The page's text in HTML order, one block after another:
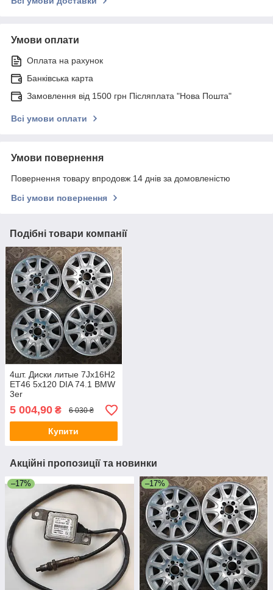
Умови оплати
Оплата на рахунок
Банківська карта
Замовлення від 1500 грн Післяплата "Нова Пошта"
Всі умови оплати
Умови повернення
Повернення товару впродовж 14 днів за домовленістю
Всі умови повернення
Подібні товари компанії
4шт. Диски литые 7Jx16H2
ET46 5x120 DIA 74.1 BMW
3er
5 004,90 ₴ 6 030 ₴
Купити
Акційні пропозиції та новинки
–17% –17%